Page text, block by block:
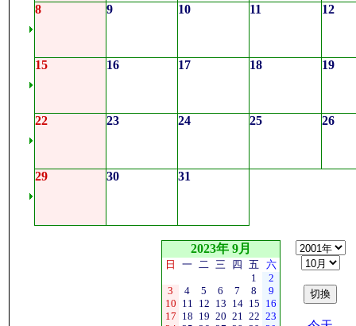
8 9 10 11 12
15 16 17 18 19
22 23 24 25 26
29 30 31
2023年 9月
日 一 二 三 四 五
六
1
2
3
4 5 6 7 8
9
10 11 12 13 14 15 16
17 18 19 20 21 22 23